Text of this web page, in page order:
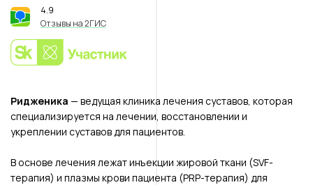
4.9
Отзывы на 2ГИС
Ридженика — ведущая клиника лечения суставов, которая
специализируется на лечении, восстановлении и
укреплении суставов для пациентов.
В основе лечения лежат инъекции жировой ткани (SVF-
терапия) и плазмы крови пациента (PRP-терапия) для